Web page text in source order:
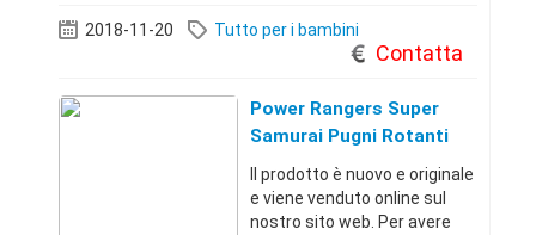
(Roma)+3967911351 49 €
2018-11-20 Tutto per i bambini
Contatta
Power Rangers Super
Samurai Pugni Rotanti
Il prodotto è nuovo e originale
e viene venduto online sul
nostro sito web. Per avere